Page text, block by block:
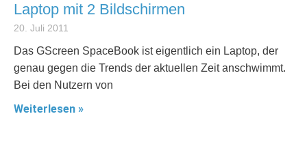
Laptop mit 2 Bildschirmen
20. Juli 2011
Das GScreen SpaceBook ist eigentlich ein Laptop, der
genau gegen die Trends der aktuellen Zeit anschwimmt.
Bei den Nutzern von
Weiterlesen »